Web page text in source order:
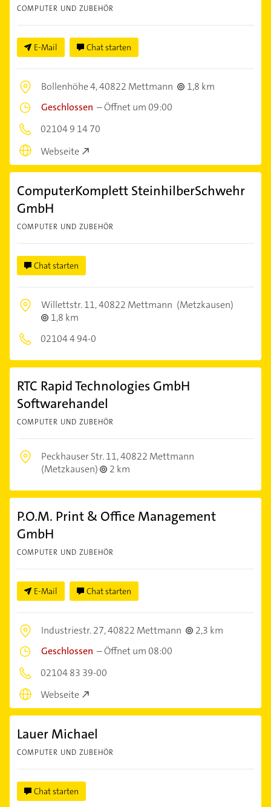
COMPUTER UND ZUBEHÖR
E-Mail Chat starten
Bollenhöhe 4,40822 Mettmann
1,8 km
Geschlossen –Öffnet um 09:00
02104 9 14 70
Webseite
ComputerKomplett SteinhilberSchwehr
GmbH
COMPUTER UND ZUBEHÖR
Chat starten
Willettstr. 11,40822 Mettmann (Metzkausen)
1,8 km
02104 4 94-0
RTC Rapid Technologies GmbH
Softwarehandel
COMPUTER UND ZUBEHÖR
Peckhauser Str. 11,40822 Mettmann
(Metzkausen)
2 km
P.O.M. Print & Office Management
GmbH
COMPUTER UND ZUBEHÖR
E-Mail Chat starten
Industriestr. 27,40822 Mettmann
2,3 km
Geschlossen –Öffnet um 08:00
02104 83 39-00
Webseite
Lauer Michael
COMPUTER UND ZUBEHÖR
Chat starten